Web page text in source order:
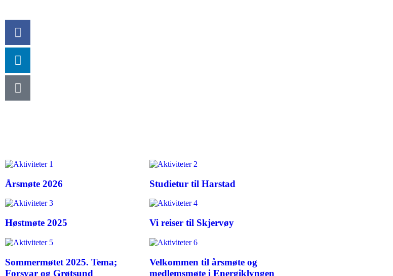
Årsmøte 2026 Studietur til Harstad
Høstmøte 2025 Vi reiser til Skjervøy
Sommermøtet 2025. Tema;
Forsvar og Grøtsund
Velkommen til årsmøte og
medlemsmøte i Energiklyngen